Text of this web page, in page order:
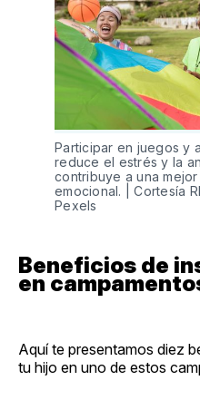
Participar en juegos y
reduce el estrés y la
contribuye a una
emocional. | Cortesía
Pexels
Beneficios de
en
Aquí te presentamos diez
tu hijo en uno de estos